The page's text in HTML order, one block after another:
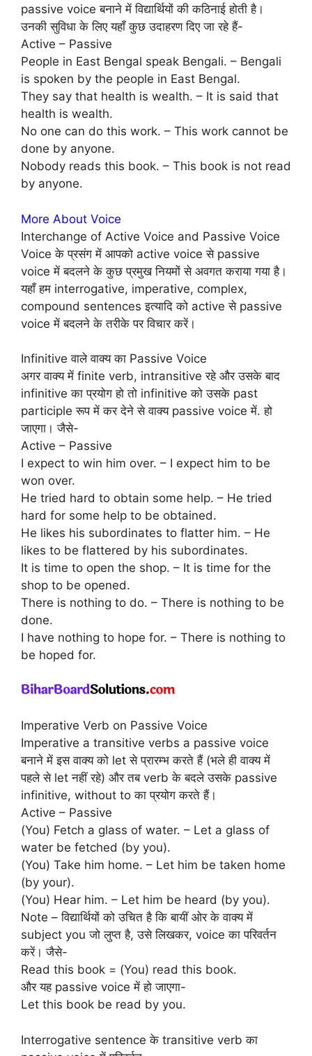
passive voice बनाने में विद्यार्थियों की कठिनाई होती है।
उनकी सुविधा के लिए यहाँ कुछ उदाहरण दिए जा रहे हैं-
Active – Passive
People in East Bengal speak Bengali. – Bengali
is spoken by the people in East Bengal.
They say that health is wealth. – It is said that
health is wealth.
No one can do this work. – This work cannot be
done by anyone.
Nobody reads this book. – This book is not read
by anyone.
More About Voice
Interchange of Active Voice and Passive Voice
Voice के प्रसंग में आपको active voice से passive
voice में बदलने के कुछ प्रमुख नियमों से अवगत कराया गया है।
यहाँ हम interrogative, imperative, complex,
compound sentences इत्यादि को active से passive
voice में बदलने के तरीके पर विचार करें।
Infinitive वाले वाक्य का Passive Voice
अगर वाक्य में finite verb, intransitive रहे और उसके बाद
infinitive का प्रयोग हो तो infinitive को उसके past
participle रूप में कर देने से वाक्य passive voice में. हो
जाएगा। जैसे-
Active – Passive
I expect to win him over. – I expect him to be
won over.
He tried hard to obtain some help. – He tried
hard for some help to be obtained.
He likes his subordinates to flatter him. – He
likes to be flattered by his subordinates.
It is time to open the shop. – It is time for the
shop to be opened.
There is nothing to do. – There is nothing to be
done.
I have nothing to hope for. – There is nothing to
be hoped for.
Imperative Verb on Passive Voice
Imperative a transitive verbs a passive voice
बनाने में इस वाक्य को let से प्रारम्भ करते हैं (भले ही वाक्य में
पहले से let नहीं रहे) और तब verb के बदले उसके passive
infinitive, without to का प्रयोग करते हैं।
Active – Passive
(You) Fetch a glass of water. – Let a glass of
water be fetched (by you).
(You) Take him home. – Let him be taken home
(by your).
(You) Hear him. – Let him be heard (by you).
Note – विद्यार्थियों को उचित है कि बायीं ओर के वाक्य में
subject you जो लुप्त है, उसे लिखकर, voice का परिवर्तन
करें। जैसे-
Read this book = (You) read this book.
और यह passive voice में हो जाएगा-
Let this book be read by you.
Interrogative sentence के transitive verb का